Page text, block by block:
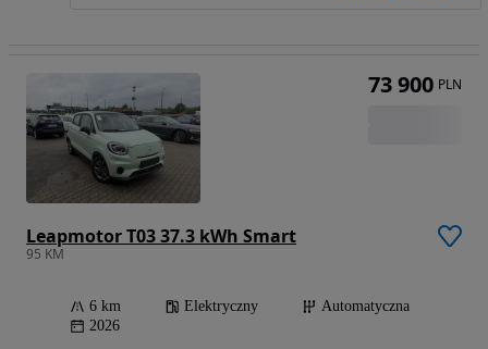
Leapmotor T03 37.3 kWh Smart
95 KM
6 km Elektryczny
Automatyczna
2026
73 900 PLN